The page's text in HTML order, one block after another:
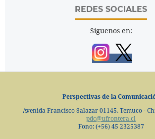
REDES SOCIALES
Síguenos en:
Perspectivas de la
Avenida Francisco Salazar 01145, Temuco -
pdc@ufrontera.cl
Fono: (+56) 45 2325387